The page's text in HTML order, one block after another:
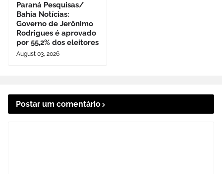
Paraná Pesquisas/
Bahia Notícias:
Governo de Jerônimo
Rodrigues é aprovado
por 55,2% dos eleitores
August 03, 2026
Postar um comentário